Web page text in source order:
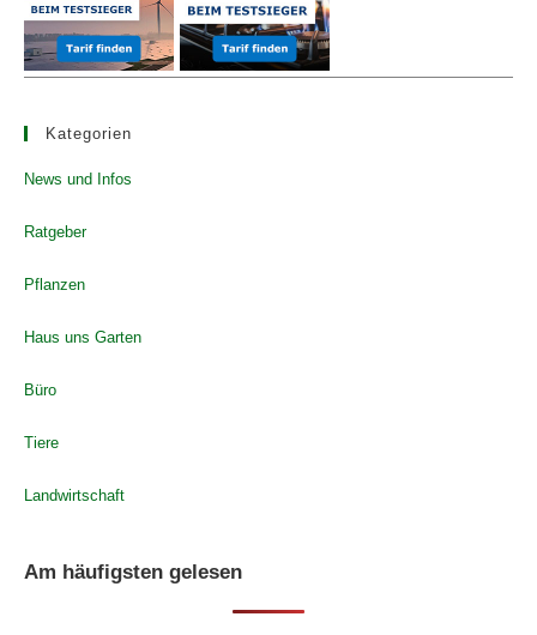
Kategorien
News und Infos
Ratgeber
Pflanzen
Haus uns Garten
Büro
Tiere
Landwirtschaft
Am häufigsten gelesen